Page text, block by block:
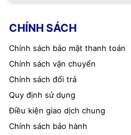
CHÍNH SÁCH
Chính sách bảo mật thanh toán
Chính sách vận chuyển
Chính sách đổi trả
Quy định sử dụng
Điều kiện giao dịch chung
Chính sách bảo hành